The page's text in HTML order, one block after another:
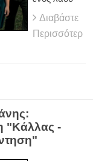
Διαβάστε
Περισσότερ
"Κάλλας -